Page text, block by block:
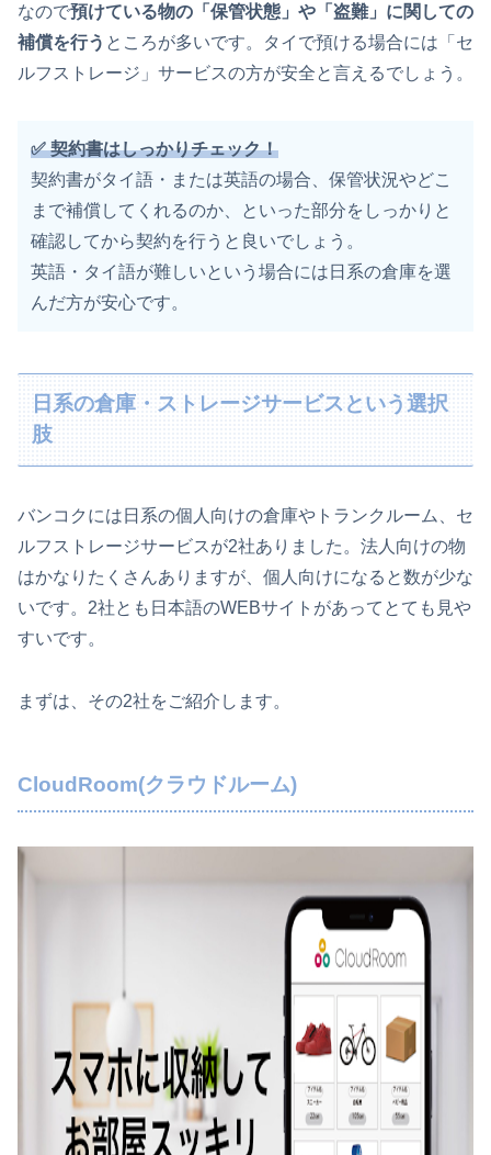
なので預けている物の「保管状態」や「盗難」に関しての
補償を行う ところが多いです。タイで預ける場合には「セ
ルフストレージ」サービスの方が安全と言えるでしょう。
✅ 契約書はしっかりチェック！
契約書がタイ語・または英語の場合、保管状況やどこ
まで補償してくれるのか、といった部分をしっかりと
確認してから契約を行うと良いでしょう。
英語・タイ語が難しいという場合には日系の倉庫を選
んだ方が安心です。
日系の倉庫・ストレージサービスという選択
肢
バンコクには日系の個人向けの倉庫やトランクルーム、セ
ルフストレージサービスが2社ありました。法人向けの物
はかなりたくさんありますが、個人向けになると数が少な
いです。2社とも日本語のWEBサイトがあってとても見や
すいです。
まずは、その2社をご紹介します。
CloudRoom(クラウドルーム)